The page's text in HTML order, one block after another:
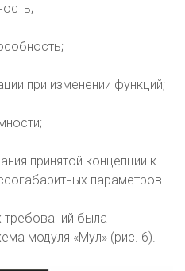
при изменении функций;
принятой концепции к
параметров.
требований была
модуля «Мул» (рис. 6).